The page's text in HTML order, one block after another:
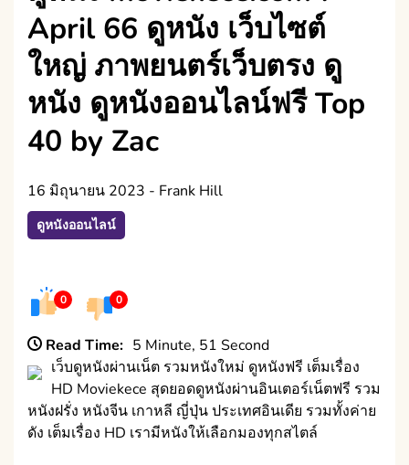
April 66 ดูหนัง เว็บไซต์
ใหญ่ ภาพยนตร์เว็บตรง ดู
หนัง ดูหนังออนไลน์ฟรี Top
40 by Zac
16 มิถุนายน 2023 - Frank Hill
ดูหนังออนไลน์
0 0
Read Time: 5 Minute, 51 Second
เว็บดูหนังผ่านเน็ต รวมหนังใหม่ ดูหนังฟรี เต็มเรื่อง
HD Moviekece สุดยอดดูหนังผ่านอินเตอร์เน็ตฟรี รวม
หนังฝรั่ง หนังจีน เกาหลี ญี่ปุ่น ประเทศอินเดีย รวมทั้งค่าย
ดัง เต็มเรื่อง HD เรามีหนังให้เลือกมองทุกสไตล์